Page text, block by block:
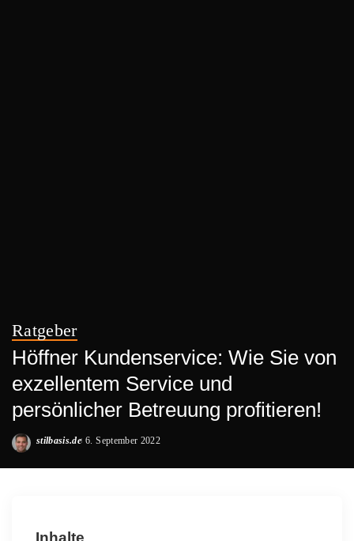
Ratgeber
Höffner Kundenservice: Wie Sie von
exzellentem Service und
persönlicher Betreuung profitieren!
Posted
stilbasis.de 6. September 2022
Inhalte